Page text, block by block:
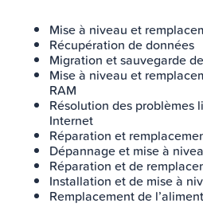
Mise à niveau et
Récupération de données
Migration et sauvegarde
Mise à niveau et
RAM
Résolution des problèmes
Internet
Réparation et
Dépannage et mise à
Réparation et de
Installation et de mise à
Remplacement de